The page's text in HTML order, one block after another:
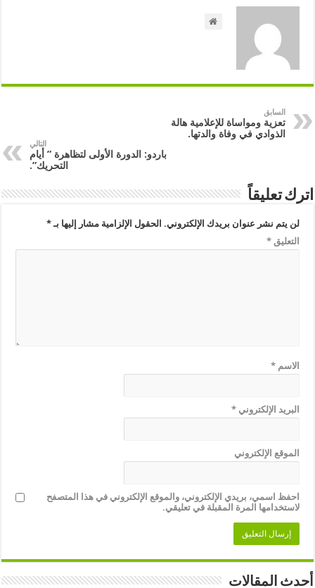
السابق
تعزية ومواساة للإعلامية هالة
الذوادي في وفاة والدتها.
التالي
باردو: الدورة الأولى لتظاهرة ” أيام
التحريك”.
اترك تعليقاً
لن يتم نشر عنوان بريدك الإلكتروني. الحقول الإلزامية مشار إليها بـ*
التعليق*
الاسم*
البريد الإلكتروني*
الموقع الإلكتروني
احفظ اسمي، بريدي الإلكتروني، والموقع الإلكتروني في هذا المتصفح
لاستخدامها المرة المقبلة في تعليقي.
أحدث المقالات